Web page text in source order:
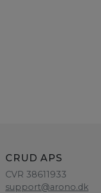
CRUD APS
CVR 38611933
support@arono.dk